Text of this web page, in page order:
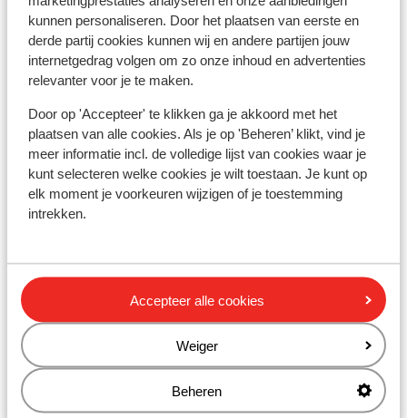
kunnen personaliseren. Door het plaatsen van eerste en
derde partij cookies kunnen wij en andere partijen jouw
internetgedrag volgen om zo onze inhoud en advertenties
relevanter voor je te maken.
Door op 'Accepteer' te klikken ga je akkoord met het
plaatsen van alle cookies. Als je op 'Beheren’ klikt, vind je
meer informatie incl. de volledige lijst van cookies waar je
kunt selecteren welke cookies je wilt toestaan. Je kunt op
elk moment je voorkeuren wijzigen of je toestemming
intrekken.
Accepteer alle cookies
Weiger
Beheren
regio Cefalu een plaatselijke Engelssprekende
vertegenwoordiger aanwezig.
Calabrië: in de regio Calabrië is geen Sunweb
reisleiding aanwezig. Je wordt hier opgevangen door
Op het vaste land van Italië is geen reisleiding aanwezig.
Vaccinatie:
Voor actuele informatie betreffende vaccinaties en
Telefoneren:
Je kunt met je mobiele telefoon telefoneren in Italië. Wij
adviseren je om dit zoveel mogelijk te beperken,
vanwege de hoge kosten die worden verrekend.
Informeer voorafgaand de vakantie hierover bij uw
provider. Wil je gebruikmaken van het internet via je